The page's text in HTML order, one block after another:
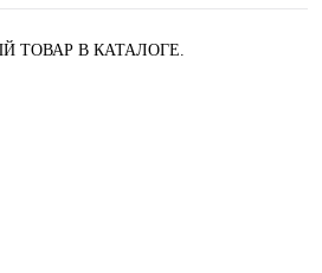
ТОВАР В КАТАЛОГЕ.